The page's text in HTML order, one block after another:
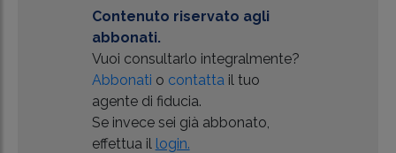
Contenuto riservato agli
abbonati.
Vuoi consultarlo integralmente?
Abbonati o contattail tuo
agente di fiducia.
Se invece sei già abbonato,
effettua il login.